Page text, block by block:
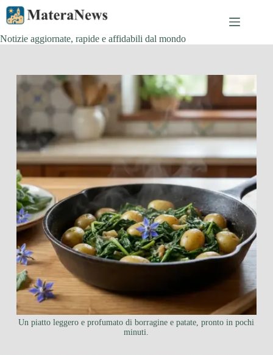
Salta
contenuto
Notizie aggiornate, rapide e affidabili dal mondo
Un piatto leggero e profumato di borragine e patate, pronto in pochi
minuti.